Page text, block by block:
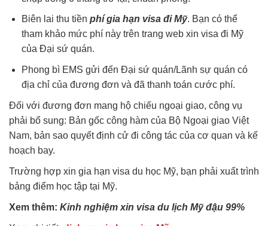
Biên lai thu tiền phí gia hạn visa đi Mỹ. Bạn có thể
tham khảo mức phí này trên trang web xin visa đi Mỹ
của Đại sứ quán.
Phong bì EMS gửi đến Đại sứ quán/Lãnh sự quán có
địa chỉ của đương đơn và đã thanh toán cước phí.
Đối với đương đơn mang hộ chiếu ngoại giao, công vụ
phải bổ sung: Bản gốc công hàm của Bộ Ngoại giao Việt
Nam, bản sao quyết định cử đi công tác của cơ quan và kế
hoạch bay.
Trường hợp xin gia hạn visa du học Mỹ, bạn phải xuất trình
bảng điểm học tập tại Mỹ.
Xem thêm: Kinh nghiệm xin visa du lịch Mỹ đậu 99%